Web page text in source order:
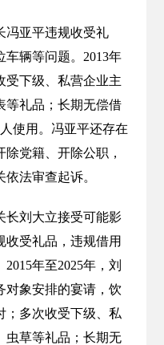
亚平违规收受礼
辆等问题。2013年
受下级、私营企业主
等礼品；长期无偿借
使用。冯亚平还存在
党籍、开除公职，
法审查起诉。
刘大立接受可能影
收受礼品，违规借用
年至2025年，刘
对象安排的宴请，饮
；多次收受下级、私
虫草等礼品；长期无